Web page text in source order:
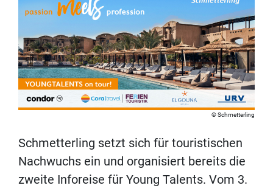
Schmetterling
Schmetterling setzt sich für touristischen
Nachwuchs ein und organisiert bereits die
zweite Inforeise für Young Talents. Vom 3.